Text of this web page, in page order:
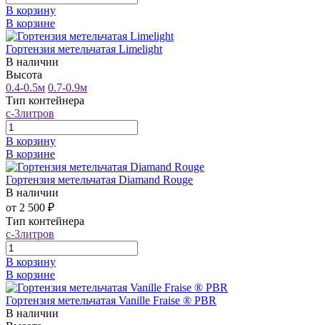
В корзину
В корзине
Гортензия метельчатая Limelight
В наличии
Высота
0.4-0.5м 0.7-0.9м
Тип контейнера
с-3литров
В корзину
В корзине
Гортензия метельчатая Diamand Rouge
В наличии
от 2 500 ₽
Тип контейнера
с-3литров
В корзину
В корзине
Гортензия метельчатая Vanille Fraise ® PBR
В наличии